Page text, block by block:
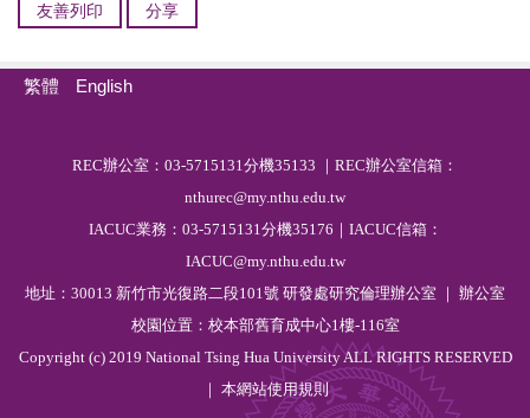
友善列印 分享
繁體 English
REC辦公室：03-5715131分機35133 ｜REC辦公室信箱：
nthurec@my.nthu.edu.tw
IACUC業務：03-5715131分機35176｜IACUC信箱：
IACUC@my.nthu.edu.tw
地址：30013 新竹市光復路二段101號 研發處研究倫理辦公室 ｜ 辦公室
校園位置：校本部舊育成中心1樓-116室
Copyright (c) 2019 National Tsing Hua University ALL RIGHTS RESERVED
｜ 本網站使用規則